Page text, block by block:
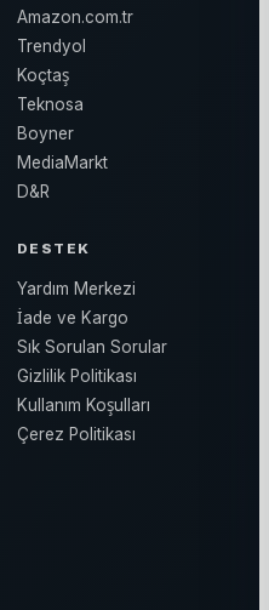
Amazon.com.tr
Trendyol
Koçtaş
Teknosa
Boyner
MediaMarkt
D&R
DESTEK
Yardım Merkezi
İade ve Kargo
Sık Sorulan Sorular
Gizlilik Politikası
Kullanım Koşulları
Çerez Politikası